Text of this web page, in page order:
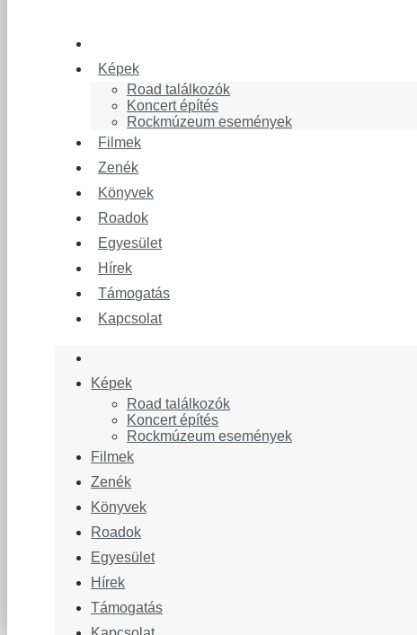
Képek
Road találkozók
Koncert építés
Rockmúzeum események
Filmek
Zenék
Könyvek
Roadok
Egyesület
Hírek
Támogatás
Kapcsolat
Képek
Road találkozók
Koncert építés
Rockmúzeum események
Filmek
Zenék
Könyvek
Roadok
Egyesület
Hírek
Támogatás